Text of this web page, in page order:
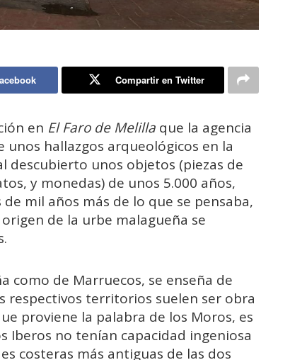
Compartir en Twitter
en El Faro de Melilla que la agencia
unos hallazgos arqueológicos en la
descubierto unos objetos (piezas de
y monedas) de unos 5.000 años,
mil años más de lo que se pensaba,
de la urbe malagueña se
como de Marruecos, se enseña de
respectivos territorios suelen ser obra
proviene la palabra de los Moros, es
Iberos no tenían capacidad ingeniosa
costeras más antiguas de las dos